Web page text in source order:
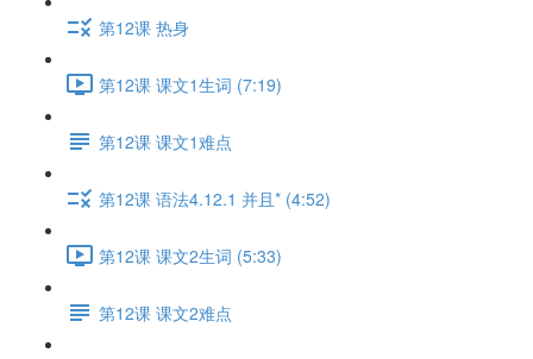
第12课 热身
第12课 课文1生词 (7:19)
第12课 课文1难点
第12课 语法4.12.1 并且* (4:52)
第12课 课文2生词 (5:33)
第12课 课文2难点